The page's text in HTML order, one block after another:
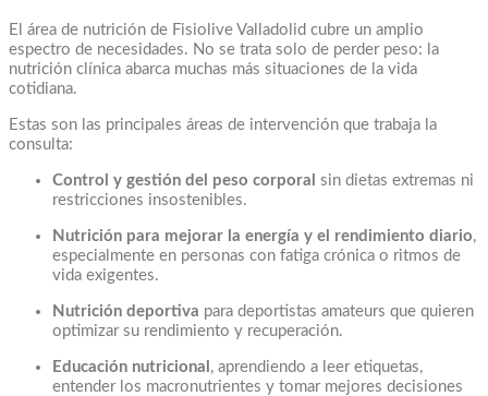
El área de nutrición de Fisiolive Valladolid cubre un amplio
espectro de necesidades. No se trata solo de perder peso: la
nutrición clínica abarca muchas más situaciones de la vida
cotidiana.
Estas son las principales áreas de intervención que trabaja la
consulta:
Control y gestión del peso corporal sin dietas extremas ni
restricciones insostenibles.
Nutrición para mejorar la energía y el rendimiento diario,
especialmente en personas con fatiga crónica o ritmos de
vida exigentes.
Nutrición deportiva para deportistas amateurs que quieren
optimizar su rendimiento y recuperación.
Educación nutricional , aprendiendo a leer etiquetas,
entender los macronutrientes y tomar mejores decisiones